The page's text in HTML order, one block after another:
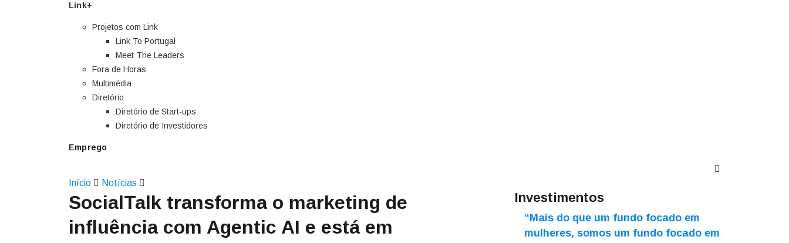
Link+
Projetos com Link
Link To Portugal
Meet The Leaders
Fora de Horas
Multimédia
Diretório
Diretório de Start-ups
Diretório de Investidores
Emprego
Início Notícias
SocialTalk transforma o marketing de
influência com Agentic AI e está em
Investimentos
“Mais do que um fundo focado em
mulheres, somos um fundo focado em